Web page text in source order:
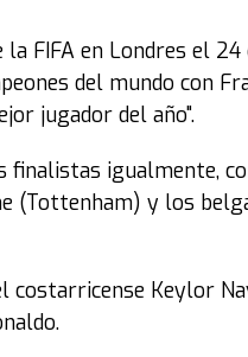
FIFA en Londres el 24
del mundo con
jugador del año".
finalistas igualmente,
(Tottenham) y los
costarricense Keylor